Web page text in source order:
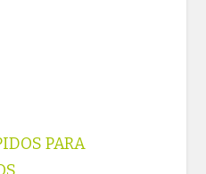
PARA